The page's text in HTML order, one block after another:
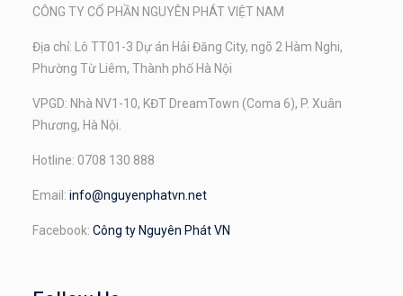
CÔNG TY CỔ PHẦN NGUYÊN PHÁT VIỆT NAM
Địa chỉ: Lô TT01-3 Dự án Hải Đăng City, ngõ 2 Hàm Nghi,
Phường Từ Liêm, Thành phố Hà Nội
VPGD: Nhà NV1-10, KĐT DreamTown (Coma 6), P. Xuân
Phương, Hà Nội.
Hotline: 0708 130 888
Email: info@nguyenphatvn.net
Facebook:Công ty Nguyên Phát VN